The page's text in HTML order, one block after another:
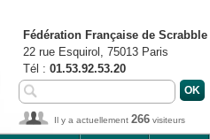
Fédération Française de Scrabble
22 rue Esquirol, 75013 Paris
Tél : 01.53.92.53.20
Il y a actuellement 266 visiteurs